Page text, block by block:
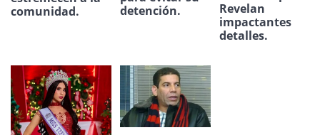
comunidad.
detención.
Revelan
impactantes
detalles.